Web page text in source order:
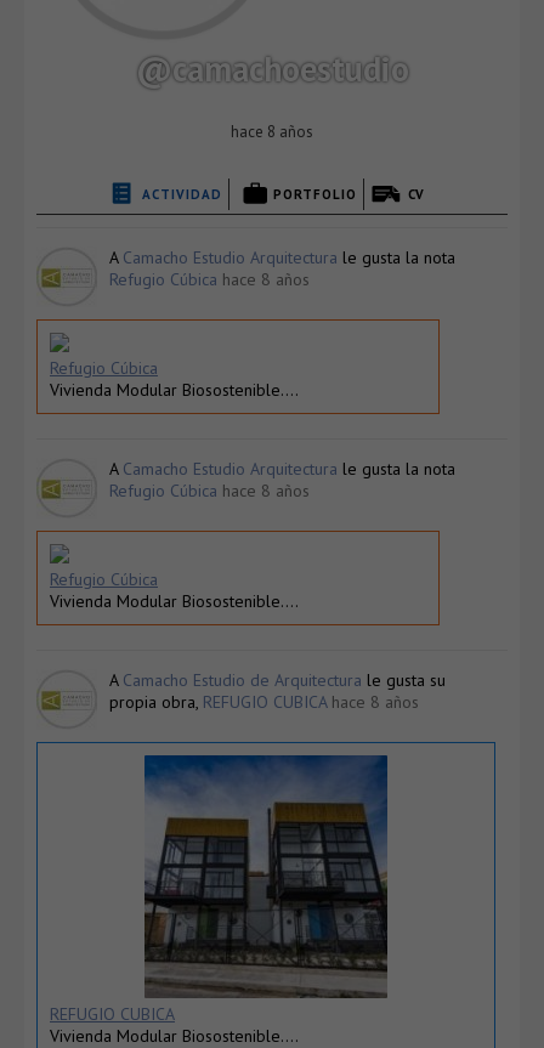
@camachoestudio
hace 8 años
ACTIVIDAD PORTFOLIO CV
A Camacho Estudio Arquitectura le gusta la nota
Refugio Cúbica hace 8 años
Refugio Cúbica
Vivienda Modular Biosostenible….
A Camacho Estudio Arquitectura le gusta la nota
Refugio Cúbica hace 8 años
Refugio Cúbica
Vivienda Modular Biosostenible….
A Camacho Estudio de Arquitectura le gusta su
propia obra, REFUGIO CUBICA hace 8 años
REFUGIO CUBICA
Vivienda Modular Biosostenible….